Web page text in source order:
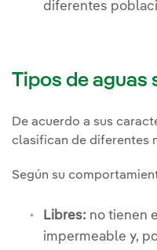
diferentes
Tipos de aguas
De acuerdo a sus
clasifican de diferentes
Según su
Libres: no tienen
impermeable y,